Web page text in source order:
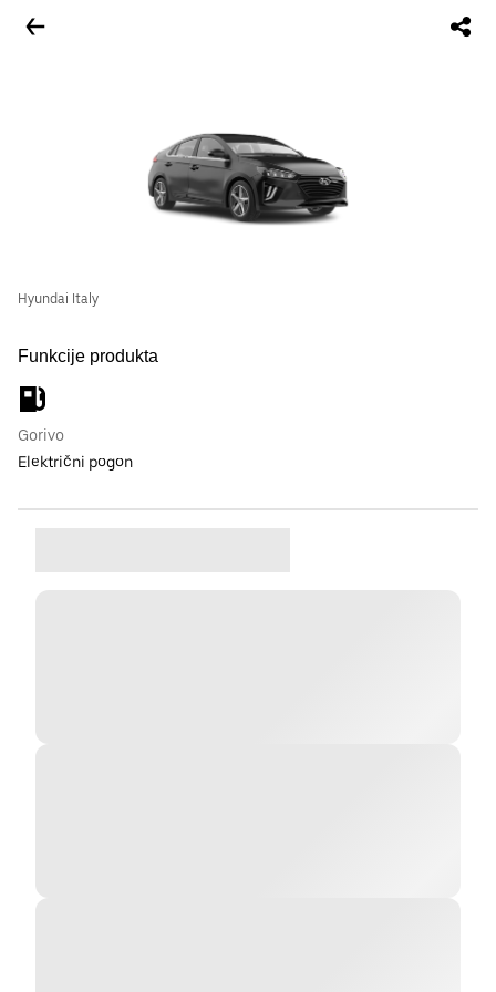
Hyundai Italy
Funkcije produkta
Gorivo
Električni pogon